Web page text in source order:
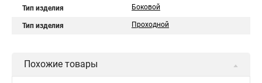
Тип изделия Боковой
Тип изделия Проходной
Похожие товары